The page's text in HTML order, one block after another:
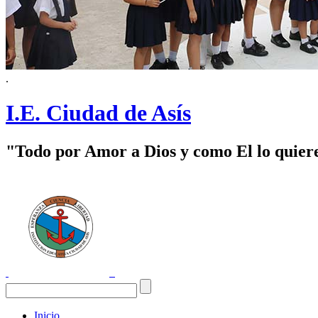
.
I.E. Ciudad de Asís
"Todo por Amor a Dios y como El lo
Inicio